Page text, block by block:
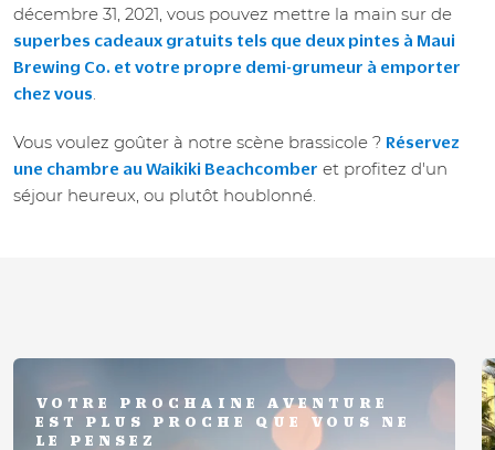
décembre 31, 2021, vous pouvez mettre la main sur de
superbes cadeaux gratuits tels que deux pintes à Maui
Brewing Co. et votre propre demi-grumeur à emporter
chez vous.
Vous voulez goûter à notre scène brassicole ? Réservez
une chambre au Waikiki Beachcomber et profitez d'un
séjour heureux, ou plutôt houblonné.
VOTRE PROCHAINE AVENTURE
EST PLUS PROCHE QUE VOUS NE
LE PENSEZ